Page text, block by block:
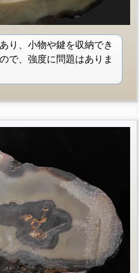
り、小物や鍵を収納でき
で、強度に問題はありま